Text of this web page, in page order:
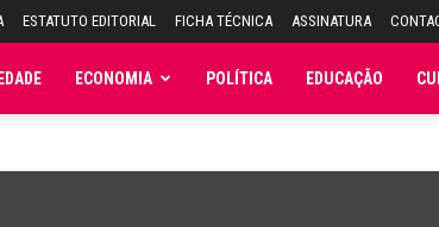
ESTATUTO EDITORIAL FICHA TÉCNICA ASSINATURA
ECONOMIA POLÍTICA EDUCAÇÃO